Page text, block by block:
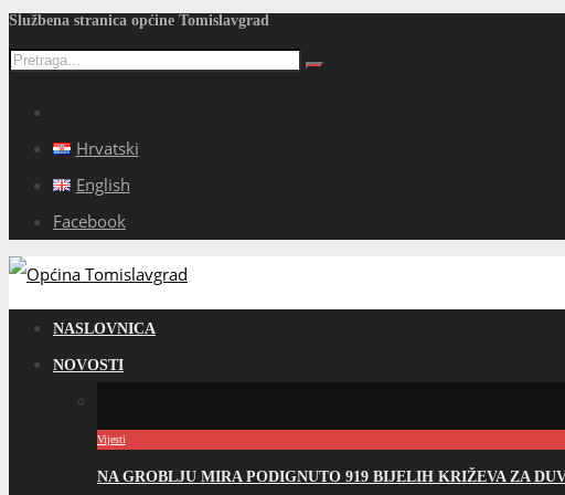
Službena stranica općine Tomislavgrad
Hrvatski
English
Facebook
NASLOVNICA
NOVOSTI
Vijesti
NA GROBLJU MIRA PODIGNUTO 919 BIJELIH KRIŽEVA ZA